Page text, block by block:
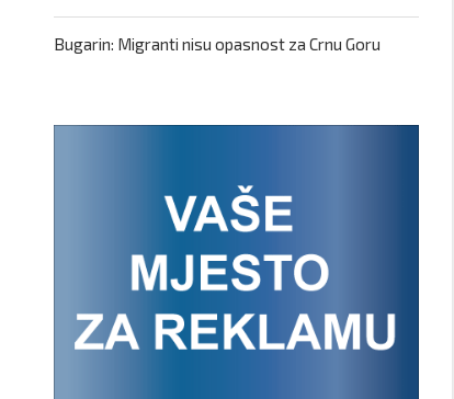
Bugarin: Migranti nisu opasnost za Crnu Goru